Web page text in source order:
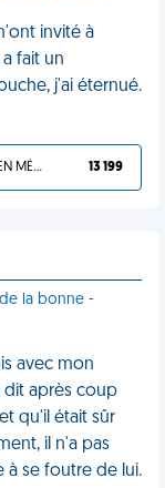
invité à
fait un
j'ai éternué.
TU L'AS BIEN MÉRITÉ 13 199
la bonne -
avec mon
dit après coup
qu'il était sûr
il n'a pas
à se foutre de lui.